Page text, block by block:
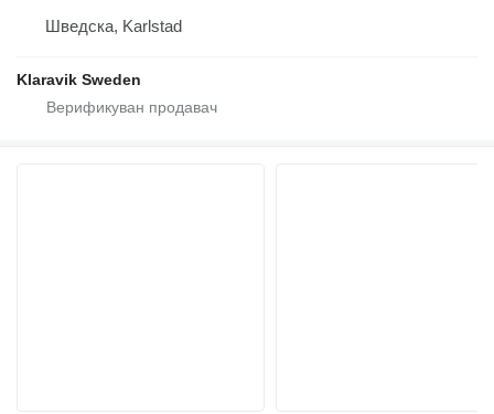
Шведска, Karlstad
Klaravik Sweden